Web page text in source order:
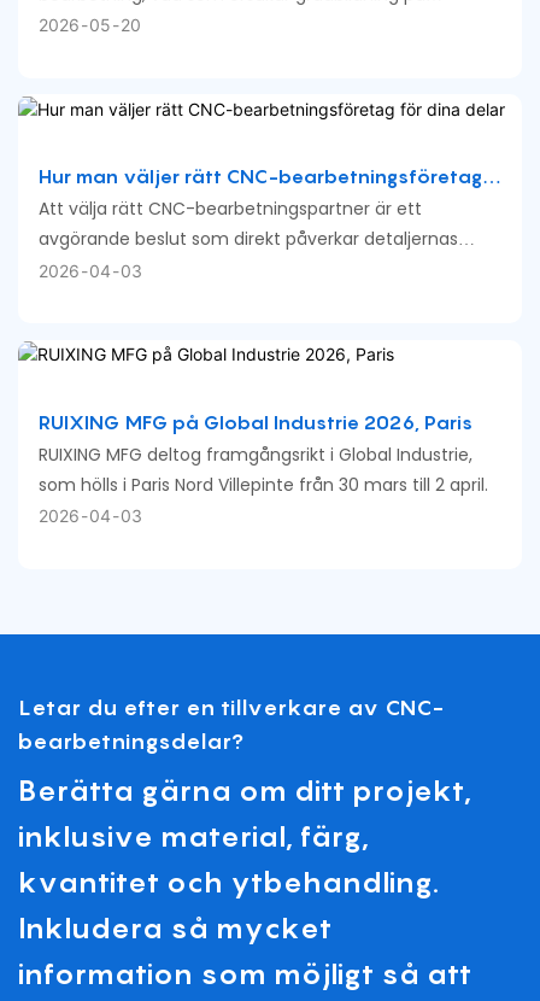
bearbetade delar, när gradning kan utföras direkt på
gradningsprocesser.
2026 05 20
Hur man väljer rätt CNC-bearbetningsföretag
för dina delar
Att välja rätt CNC-bearbetningspartner är ett
avgörande beslut som direkt påverkar detaljernas
kvalitet, kostnad och leveranssäkerhet. Nyckeln är inte
2026 04 03
RUIXING MFG på Global Industrie 2026, Paris
RUIXING MFG deltog framgångsrikt i Global Industrie,
som hölls i Paris Nord Villepinte från 30 mars till 2 april.
2026 04 03
Letar du efter en tillverkare av CNC-
bearbetningsdelar?
Berätta gärna om ditt projekt,
inklusive material, färg,
kvantitet och ytbehandling.
Inkludera så mycket
information som möjligt så att